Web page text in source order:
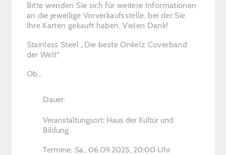
Bitte wenden Sie sich für weitere Informationen
an die jeweilige Vorverkaufsstelle, bei der Sie
Ihre Karten gekauft haben. Vielen Dank!
Stainless Steel „Die beste Onkelz Coverband
der Welt“
Ob…
Dauer:
Veranstaltungsort: Haus der Kultur und
Bildung
Termine: Sa., 06.09.2025, ­20:00 Uhr